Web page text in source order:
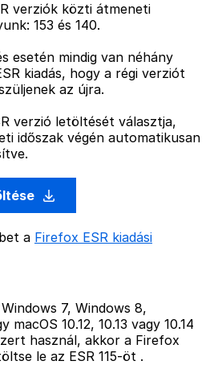
verziók közti átmeneti
153 és 140.
esetén mindig van néhány
kiadás, hogy a régi verziót
az újra.
verzió letöltését választja,
időszak végén automatikusan
a Firefox ESR kiadási
7, Windows 8,
macOS 10.12, 10.13 vagy 10.14
használ, akkor a Firefox
le az ESR 115-öt .